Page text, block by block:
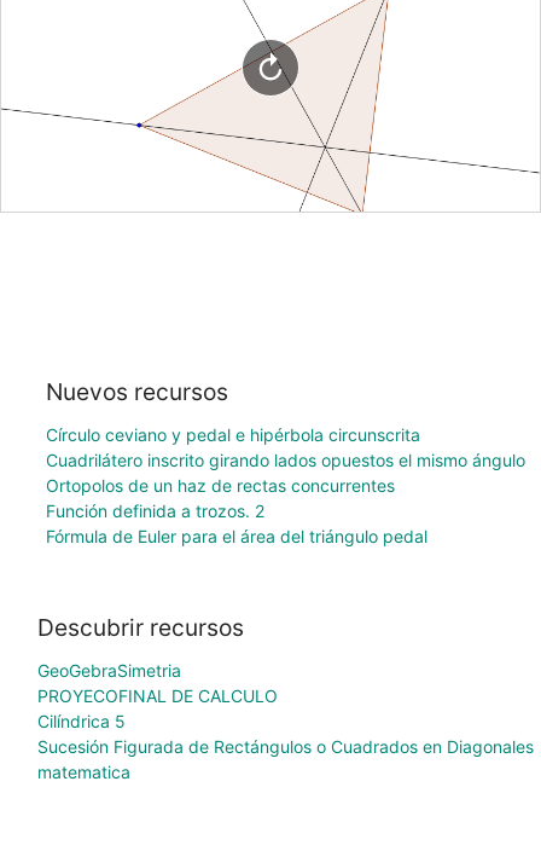
Nuevos recursos
Círculo ceviano y pedal e hipérbola circunscrita
Cuadrilátero inscrito girando lados opuestos el mismo ángulo
Ortopolos de un haz de rectas concurrentes
Función definida a trozos. 2
Fórmula de Euler para el área del triángulo pedal
Descubrir recursos
GeoGebraSimetria
PROYECOFINAL DE CALCULO
Cilíndrica 5
Sucesión Figurada de Rectángulos o Cuadrados en Diagonales
matematica